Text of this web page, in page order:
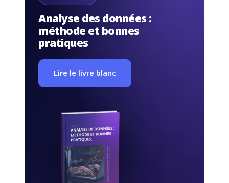
Analyse des données :
méthode et bonnes
pratiques
Lire le livre blanc